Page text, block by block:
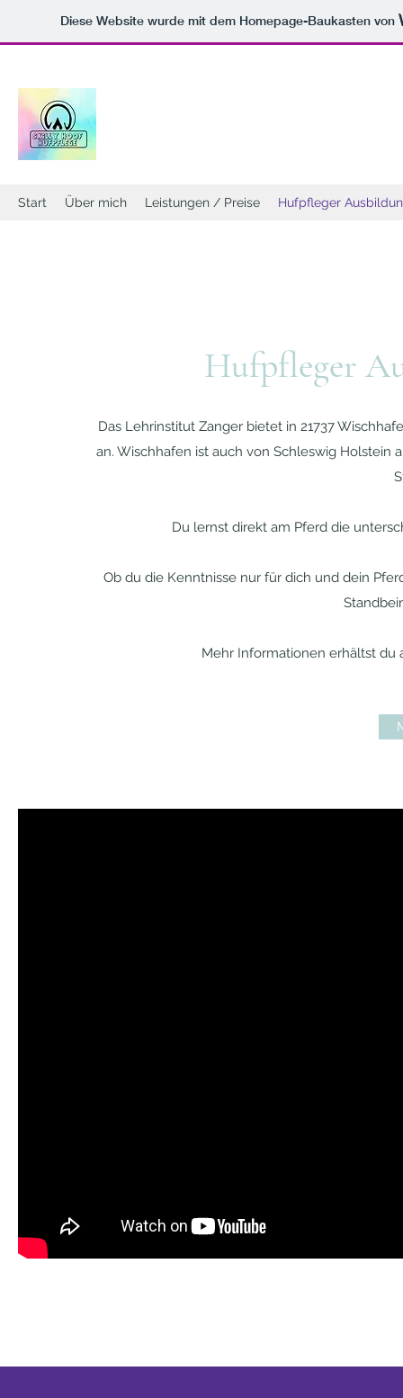
Diese Website wurde mit dem Homepage-Baukasten von
Start Über mich Leistungen / Preise Hufpfleger
Hufpfleger
Das Lehrinstitut Zanger bietet in 21737
an. Wischhafen ist auch von Schleswig Holstein
Du lernst direkt am Pferd die
Ob du die Kenntnisse nur für dich und dein
Mehr Informationen erhältst du